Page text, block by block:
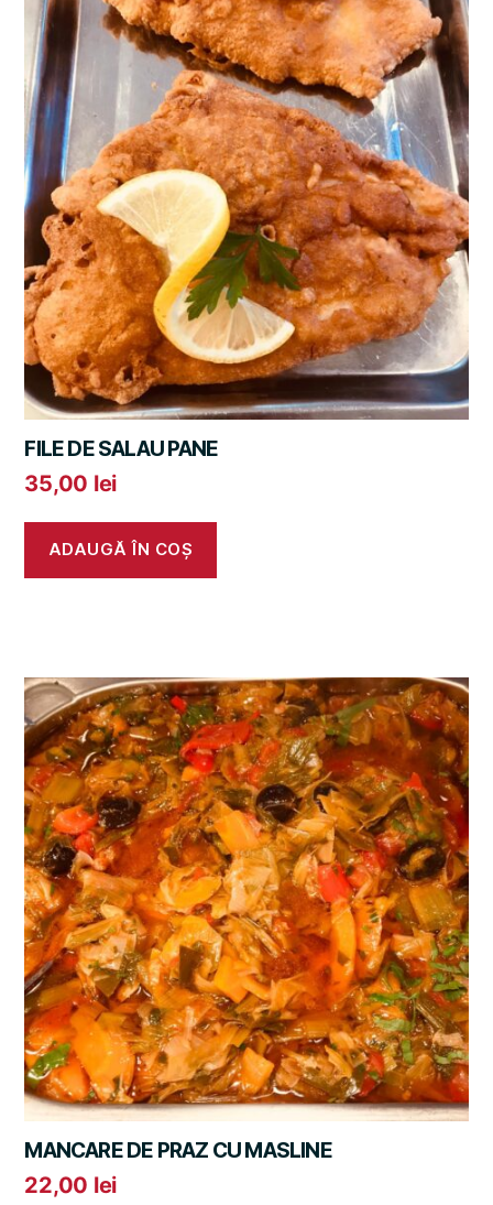
FILE DE SALAU PANE
35,00 lei
ADAUGĂ ÎN COȘ
MANCARE DE PRAZ CU MASLINE
22,00 lei